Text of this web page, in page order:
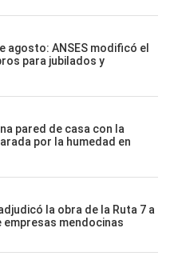
agosto: ANSES modificó el
para jubilados y
pared de casa con la
por la humedad en
la obra de la Ruta 7 a
empresas mendocinas